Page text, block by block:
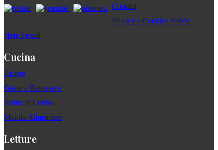
Contatti
Privacy e Cookies Policy
Note Legali
Cucina
Ricette
Gusto e Benessere
Salute in Cucina
Mondo Alimentare
Letture